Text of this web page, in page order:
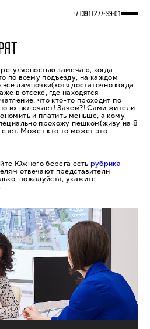
+7 (391) 277‒99‒01
замечаю, когда
по всему подъезду, на каждом
лампочки(хотя достаточно когда
в отсеке, где находятся
что кто-то проходит по
их включает! Зачем?! Сами жители
и платить меньше, а кому
прохожу пешком(живу на 8
Может кто то может это
Южного берега есть рубрика
отвечают представители
пожалуйста, укажите